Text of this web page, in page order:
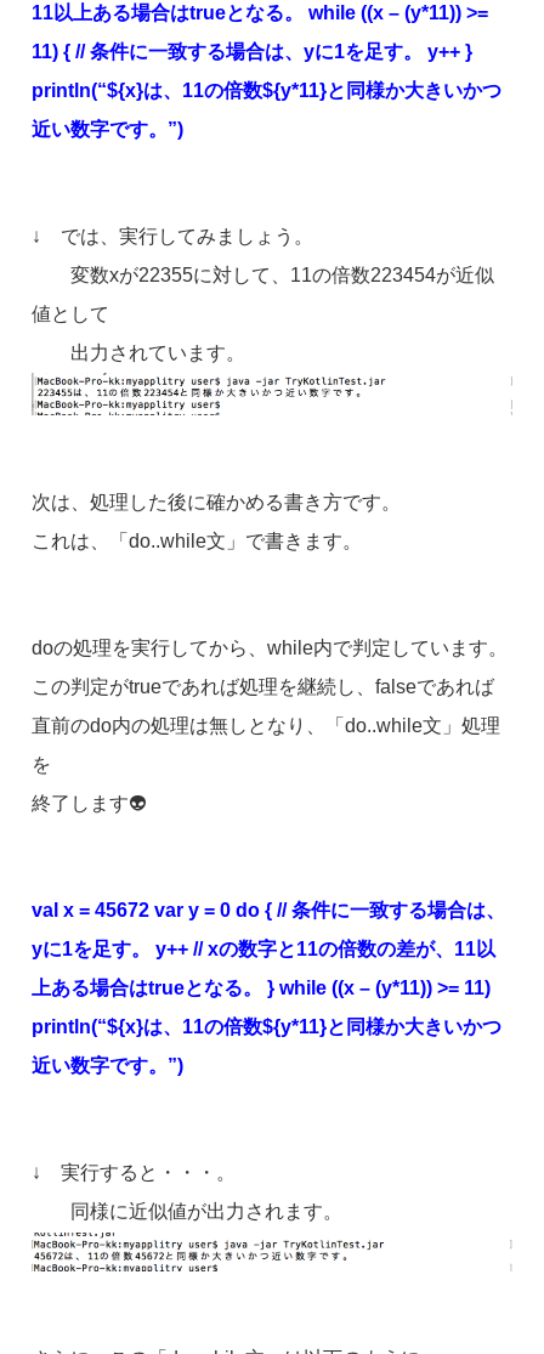
11以上ある場合はtrueとなる。 while ((x – (y*11)) >=
11) { // 条件に一致する場合は、yに1を足す。 y++ }
println(“${x}は、11の倍数${y*11}と同様か大きいかつ
近い数字です。”)
↓ では、実行してみましょう。
変数xが22355に対して、11の倍数223454が近似
値として
出力されています。
次は、処理した後に確かめる書き方です。
これは、「do..while文」で書きます。
doの処理を実行してから、while内で判定しています。
この判定がtrueであれば処理を継続し、falseであれば
直前のdo内の処理は無しとなり、「do..while文」処理
を
終了します👽
val x = 45672 var y = 0 do { // 条件に一致する場合は、
yに1を足す。 y++ // xの数字と11の倍数の差が、11以
上ある場合はtrueとなる。 } while ((x – (y*11)) >= 11)
println(“${x}は、11の倍数${y*11}と同様か大きいかつ
近い数字です。”)
↓ 実行すると・・・。
同様に近似値が出力されます。